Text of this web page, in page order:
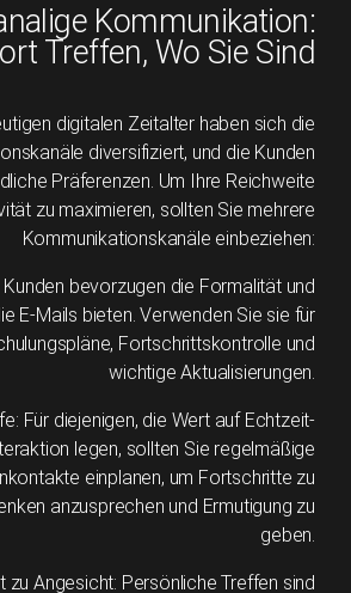
Kommunikation:
Treffen, Wo Sie Sind
digitalen Zeitalter haben sich die
diversifiziert, und die Kunden
Präferenzen. Um Ihre Reichweite
zu maximieren, sollten Sie mehrere
Kommunikationskanäle einbeziehen:
Kunden bevorzugen die Formalität und
E-Mails bieten. Verwenden Sie sie für
Fortschrittskontrolle und
wichtige Aktualisierungen.
Für diejenigen, die Wert auf Echtzeit-
legen, sollten Sie regelmäßige
einplanen, um Fortschritte zu
anzusprechen und Ermutigung zu
geben.
zu Angesicht: Persönliche Treffen sind